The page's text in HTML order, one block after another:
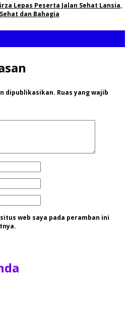
Lepas Peserta Jalan Sehat Lansia,
dan Bahagia
dipublikasikan. Ruas yang wajib
web saya pada peramban ini